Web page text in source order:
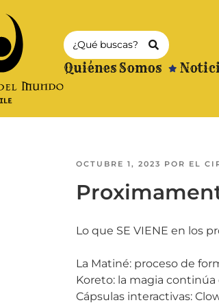
Quiénes Somos
OCTUBRE 1, 2023 POR EL
Lo que SE VIENE en los
La Matiné: proceso de
Koreto: la magia continúa
Cápsulas interactivas: